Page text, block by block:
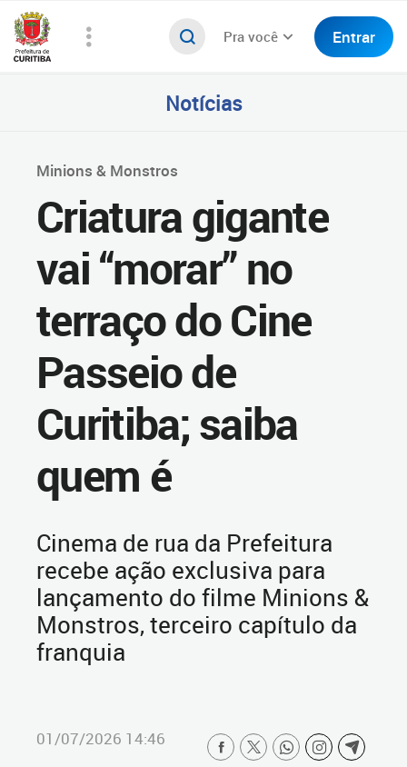
Pra você Entrar
Notícias
Minions & Monstros
Criatura gigante
vai “morar” no
terraço do Cine
Passeio de
Curitiba; saiba
quem é
Cinema de rua da Prefeitura
recebe ação exclusiva para
lançamento do filme Minions &
Monstros, terceiro capítulo da
franquia
01/07/2026 14:46